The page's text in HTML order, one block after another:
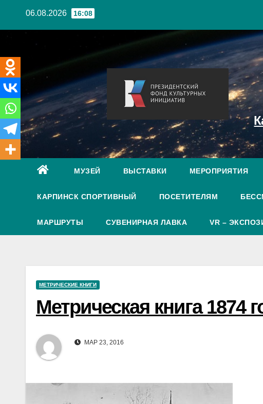
06.08.2026 16:08
МУЗЕЙ ВЫСТАВКИ МЕРОПРИЯТИЯ
КАРПИНСК СПОРТИВНЫЙ ПОСЕТИТЕЛЯМ
МАРШРУТЫ СУВЕНИРНАЯ ЛАВКА VR –
МЕТРИЧЕСКИЕ КНИГИ
Метрическая книга 1874
МАР 23, 2016